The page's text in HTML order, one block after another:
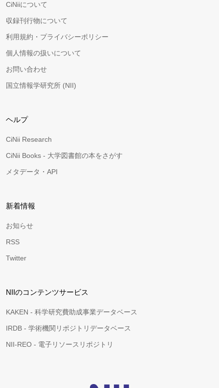
CiNiiについて
収録刊行物について
利用規約・プライバシーポリシー
個人情報の扱いについて
お問い合わせ
国立情報学研究所 (NII)
ヘルプ
CiNii Research
CiNii Books - 大学図書館の本をさがす
メタデータ・API
新着情報
お知らせ
RSS
Twitter
NIIのコンテンツサービス
KAKEN - 科学研究費助成事業データベース
IRDB - 学術機関リポジトリデータベース
NII-REO - 電子リソースリポジトリ